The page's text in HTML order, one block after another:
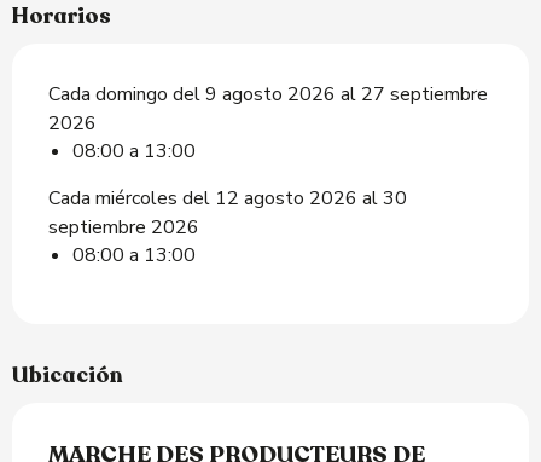
Horarios
Cada domingo del 9 agosto 2026 al 27 septiembre
2026
08:00 a 13:00
Cada miércoles del 12 agosto 2026 al 30
septiembre 2026
08:00 a 13:00
Ubicación
MARCHE DES PRODUCTEURS DE